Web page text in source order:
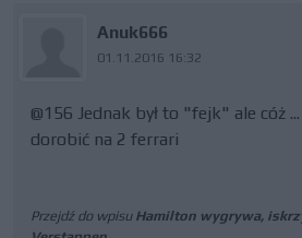
Anuk666
01.11.2016 16:32
@156 Jednak był to "fejk" ale cóż
dorobić na 2 ferrari
Przejdź do wpisu Hamilton wygrywa,